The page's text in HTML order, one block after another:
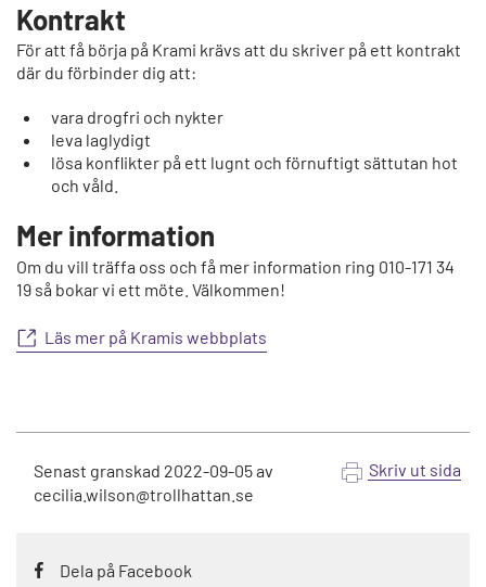
Kontrakt
För att få börja på Krami krävs att du skriver på ett kontrakt
där du förbinder dig att:
vara drogfri och nykter
leva laglydigt
lösa konflikter på ett lugnt och förnuftigt sättutan hot
och våld.
Mer information
Om du vill träffa oss och få mer information ring 010-171 34
19 så bokar vi ett möte. Välkommen!
Läs mer på Kramis webbplats
Senast granskad 2022-09-05av
cecilia.wilson@trollhattan.se
Skriv ut sida
Dela på Facebook